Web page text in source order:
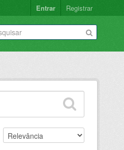
Entrar Registrar